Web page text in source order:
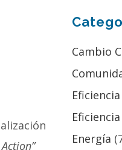
Cambio
Energía